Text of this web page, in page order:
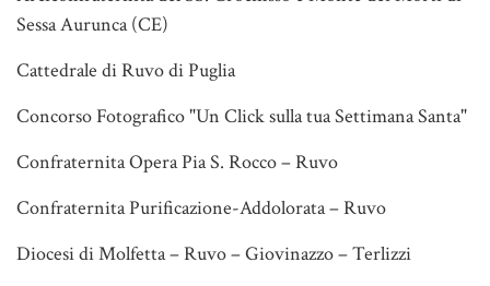
Sessa Aurunca (CE)
Cattedrale di Ruvo di Puglia
Concorso Fotografico "Un Click sulla tua Settimana Santa"
Confraternita Opera Pia S. Rocco – Ruvo
Confraternita Purificazione-Addolorata – Ruvo
Diocesi di Molfetta – Ruvo – Giovinazzo – Terlizzi